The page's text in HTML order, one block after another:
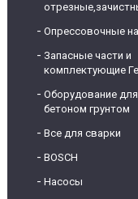
Опрессовочные
Запасные части и
комплектующие
Оборудование
бетоном грунтом
Все для сварки
BOSCH
Насосы